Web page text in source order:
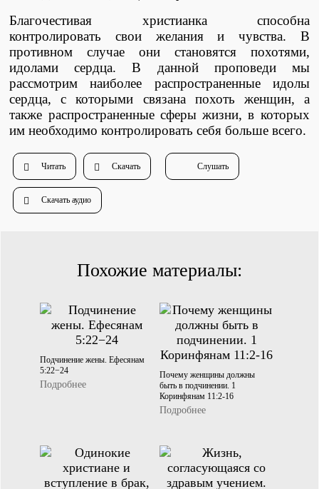
Благочестивая христианка способна
контролировать свои желания и чувства. В
противном случае они становятся похотями,
идолами сердца. В данной проповеди мы
рассмотрим наиболее распространенные идолы
сердца, с которыми связана похоть женщин, а
также распространенные сферы жизни, в которых
им необходимо контролировать себя больше всего.
Читать Скачать Слушать
Скачать аудио
Похожие материалы:
Подчинение жены. Ефесянам
5:22−24
Подробнее
Почему женщины должны
быть в подчинении. 1
Коринфянам 11:2-16
Подробнее